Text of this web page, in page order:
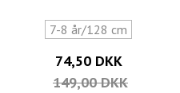
7-8 år/128 cm
74,50 DKK
149,00 DKK